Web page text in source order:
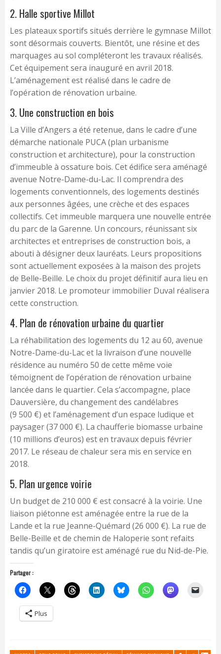
2. Halle sportive Millot
Les plateaux sportifs situés derrière le gymnase Millot
sont désormais couverts. Bientôt, une résine et des
marquages au sol compléteront les travaux réalisés.
Cet équipement sera inauguré en avril 2018.
L’aménagement est réalisé dans le cadre de
l’opération de rénovation urbaine.
3. Une construction en bois
La Ville d’Angers a été retenue, dans le cadre d’une
démarche nationale PUCA (plan urbanisme
construction et architecture), pour la construction
d’immeuble à ossature bois. Cet édifice sera aménagé
avenue Notre-Dame-du-Lac. Il comprendra des
logements conventionnels, des logements destinés
aux personnes âgées, une crèche et des espaces
collectifs. Cet immeuble marquera une nouvelle entrée
du parc de la Garenne. Un concours, réunissant six
architectes et entreprises de construction bois, a
abouti à désigner deux lauréats. Leurs propositions
sont actuellement exposées à la maison des projets
de Belle-Beille. Le choix du projet définitif aura lieu en
janvier 2018. Le promoteur immobilier Duval réalisera
cette construction.
4. Plan de rénovation urbaine du quartier
La réhabilitation des logements du 12 au 60, avenue
Notre-Dame-du-Lac et la livraison d’une nouvelle
résidence au numéro 50 de cette même voie
témoignent de l’opération de rénovation urbaine
lancée dans le quartier. Cela s’accompagne, place
Dauversière, du changement des candélabres
(9 500 €) et l’aménagement d’un espace ludique et
paysager (37 000 €). La chaufferie biomasse urbaine
(10 millions d’euros) est en travaux depuis février
2017. Le réseau de chaleur sera mis en service en
2018.
5. Plan urgence voirie
Un budget de 210 000 € est consacré à la voirie. Une
liaison piétonne est aménagée entre la rue de la
Lande et la rue Jeanne-Quémard (26 000 €). La rue de
Belle-Beille et de chemin de Haloperie sont refaits
tandis qu’un giratoire est aménagé rue du Nid-de-Pie.
Partager :
Plus